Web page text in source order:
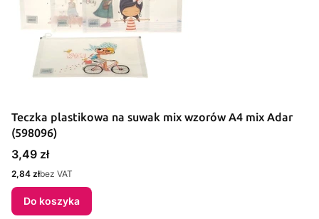
Teczka plastikowa na suwak mix wzorów A4 mix Adar
(598096)
Cena
3,49 zł
Cena
2,84 złbez VAT
Do koszyka